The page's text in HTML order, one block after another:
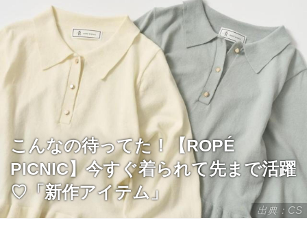
出典：CS
こんなの待ってた！【ROPÉ
PICNIC】今すぐ着られて先まで活躍
♡「新作アイテム」